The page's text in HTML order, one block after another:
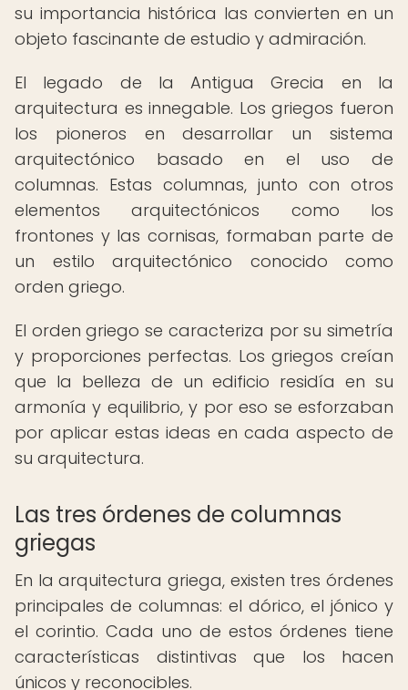
su importancia histórica las convierten en un
objeto fascinante de estudio y admiración.
El legado de la Antigua Grecia en la
arquitectura es innegable. Los griegos fueron
los pioneros en desarrollar un sistema
arquitectónico basado en el uso de
columnas. Estas columnas, junto con otros
elementos arquitectónicos como los
frontones y las cornisas, formaban parte de
un estilo arquitectónico conocido como
orden griego.
El orden griego se caracteriza por su simetría
y proporciones perfectas. Los griegos creían
que la belleza de un edificio residía en su
armonía y equilibrio, y por eso se esforzaban
por aplicar estas ideas en cada aspecto de
su arquitectura.
Las tres órdenes de columnas
griegas
En la arquitectura griega, existen tres órdenes
principales de columnas: el dórico, el jónico y
el corintio. Cada uno de estos órdenes tiene
características distintivas que los hacen
únicos y reconocibles.